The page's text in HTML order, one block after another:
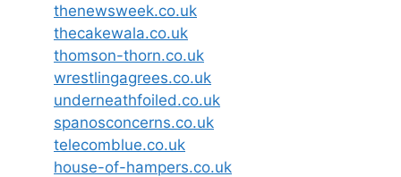
thenewsweek.co.uk
thecakewala.co.uk
thomson-thorn.co.uk
wrestlingagrees.co.uk
underneathfoiled.co.uk
spanosconcerns.co.uk
telecomblue.co.uk
house-of-hampers.co.uk